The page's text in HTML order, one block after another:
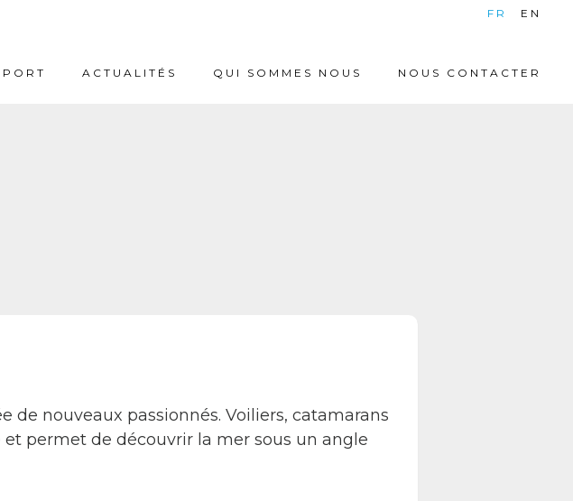
FR EN
ACTUALITÉS QUI SOMMES NOUS NOUS CONTACTER
nouveaux passionnés. Voiliers, catamarans
permet de découvrir la mer sous un angle